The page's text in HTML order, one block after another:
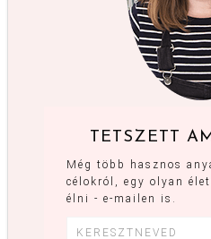
TETSZETT
Még több hasznos
célokról, egy olyan
élni - e-mailen is.